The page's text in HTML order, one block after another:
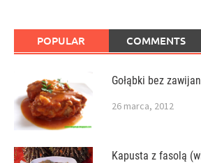
POPULAR COMMENTS
Gołąbki bez
26 marca, 2012
Kapusta z fasolą